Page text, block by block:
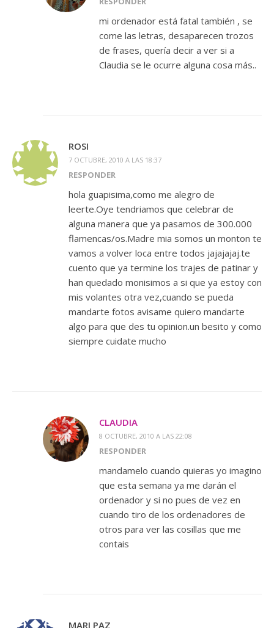
mi ordenador está fatal también , se
come las letras, desaparecen trozos
de frases, quería decir a ver si a
Claudia se le ocurre alguna cosa más..
ROSI
7 OCTUBRE, 2010 A LAS 18:37
RESPONDER
hola guapisima,como me alegro de
leerte.Oye tendriamos que celebrar de
alguna manera que ya pasamos de 300.000
flamencas/os.Madre mia somos un monton te
vamos a volver loca entre todos jajajajaj.te
cuento que ya termine los trajes de patinar y
han quedado monisimos a si que ya estoy con
mis volantes otra vez,cuando se pueda
mandarte fotos avisame quiero mandarte
algo para que des tu opinion.un besito y como
siempre cuidate mucho
CLAUDIA
8 OCTUBRE, 2010 A LAS 22:08
RESPONDER
mandamelo cuando quieras yo imagino
que esta semana ya me darán el
ordenador y si no pues de vez en
cuando tiro de los ordenadores de
otros para ver las cosillas que me
contais
MARI PAZ